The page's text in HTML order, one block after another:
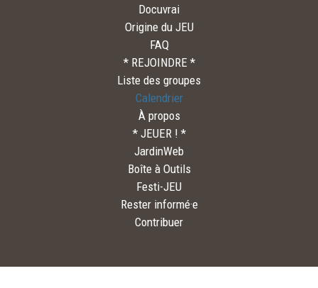
Docuvrai
Origine du JEU
FAQ
* REJOINDRE *
Liste des groupes
Calendrier
À propos
* JEUER ! *
JardinWeb
Boîte à Outils
Festi-JEU
Rester informé·e
Contribuer